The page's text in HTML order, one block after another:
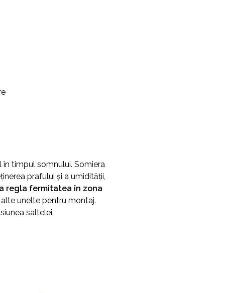
timpul somnului. Somiera
prafului și a umidității,
regla fermitatea în zona
unelte pentru montaj.
saltelei.